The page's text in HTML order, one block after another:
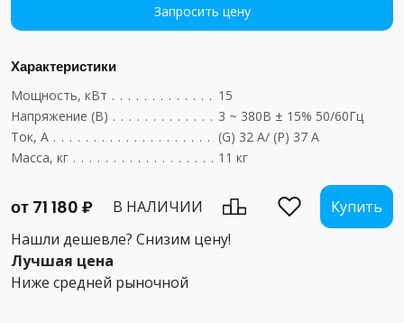
Запросить цену
Характеристики
Мощность, кВт
15
Напряжение (В)
3 ~ 380В ± 15% 50/60Гц
Ток, А
(G) 32 А/ (P) 37 А
Масса, кг
11 кг
от 71 180 ₽ В НАЛИЧИИ
Купить
Нашли дешевле? Снизим цену!
Лучшая цена
Ниже средней рыночной